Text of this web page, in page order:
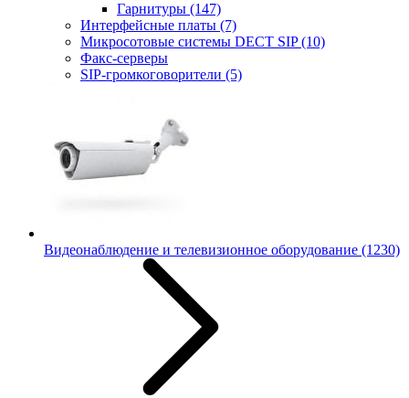
Гарнитуры (147)
Интерфейсные платы (7)
Микросотовые системы DECT SIP(10)
Факс-серверы
SIP-громкоговорители (5)
Видеонаблюдение и телевизионное оборудование (1230)